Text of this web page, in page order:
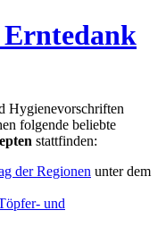
Erntedank
Hygienevorschriften
folgende beliebte
stattfinden:
der Regionen unter dem
und